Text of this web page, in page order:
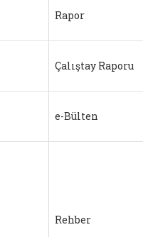
Rapor
Çalıştay Raporu
e-Bülten
Rehber